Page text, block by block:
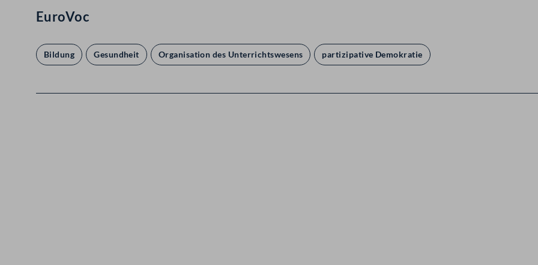
EuroVoc
Bildung Gesundheit Organisation des Unterrichtswesens partizipative Demokratie